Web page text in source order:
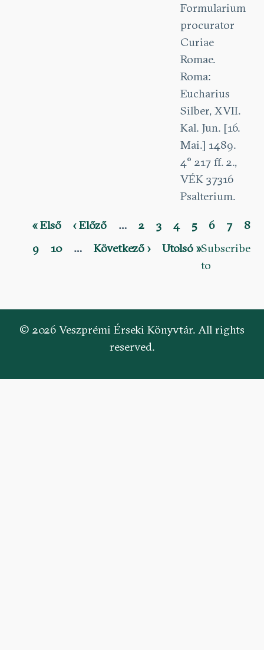
Formularium
procurator
Curiae
Romae.
Roma:
Eucharius
Silber, XVII.
Kal. Jun. [16.
Mai.] 1489.
4° 217 ff. 2.,
VÉK 37316
Psalterium.
Pagination
First
« Első
Previous
page
‹ Előző … Page
2 Page
3 Page
4 Page
5
Current
page
6 Page
7
8
Page
9 Page
10 …
Next
Következő ›
Last
Utolsó »Subscribe
to
© 2026 Veszprémi Érseki Könyvtár. All rights
reserved.